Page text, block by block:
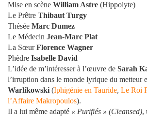
Mise en scène William Astre (Hippolyte)
Le Prêtre Thibaut Turgy
Thésée Marc Dumez
Le Médecin Jean-Marc Plat
La SœurFlorence Wagner
Phèdre Isabelle David
L’idée de m’intéresser à l’œuvre de Sarah
l’irruption dans le monde lyrique du metteur
Warlikowski (Iphigénie en Tauride, Le Roi
l’Affaire Makropoulos).
Il a lui même adapté « Purifiés » (Cleansed),